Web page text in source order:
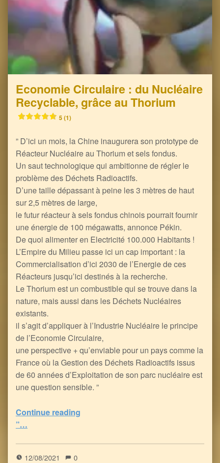
Economie Circulaire : du Nucléaire
Recyclable, grâce au Thorium
5 (1)
” D’ici un mois, la Chine inaugurera son prototype de
Réacteur Nucléaire au Thorium et sels fondus.
Un saut technologique qui ambitionne de régler le
problème des Déchets Radioactifs.
D’une taille dépassant à peine les 3 mètres de haut
sur 2,5 mètres de large,
le futur réacteur à sels fondus chinois pourrait fournir
une énergie de 100 mégawatts, annonce Pékin.
De quoi alimenter en Electricité 100.000 Habitants !
L’Empire du Milieu passe ici un cap important : la
Commercialisation d’ici 2030 de l’Energie de ces
Réacteurs jusqu’ici destinés à la recherche.
Le Thorium est un combustible qui se trouve dans la
nature, mais aussi dans les Déchets Nucléaires
existants.
il s’agit d’appliquer à l’Industrie Nucléaire le principe
de l’Economie Circulaire,
une perspective + qu’enviable pour un pays comme la
France où la Gestion des Déchets Radioactifs issus
de 60 années d’Exploitation de son parc nucléaire est
une question sensible. ”
Continue reading
”…
12/08/2021 0